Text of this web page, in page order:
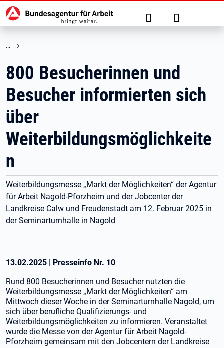
zu den Hauptinhalten springen
Hauptnavigation Suche Anmelden
800 Besucherinnen und
Besucher informierten sich
über
Weiterbildungsmöglichkeite
n
Weiterbildungsmesse „Markt der Möglichkeiten“ der Agentur
für Arbeit Nagold-Pforzheim und der Jobcenter der
Landkreise Calw und Freudenstadt am 12. Februar 2025 in
der Seminarturnhalle in Nagold
13.02.2025 | Presseinfo Nr. 10
Rund 800 Besucherinnen und Besucher nutzten die
Weiterbildungsmesse „Markt der Möglichkeiten“ am
Mittwoch dieser Woche in der Seminarturnhalle Nagold, um
sich über berufliche Qualifizierungs- und
Weiterbildungsmöglichkeiten zu informieren. Veranstaltet
wurde die Messe von der Agentur für Arbeit Nagold-
Pforzheim gemeinsam mit den Jobcentern der Landkreise